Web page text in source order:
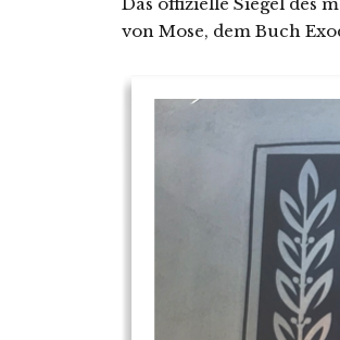
Das offizielle Siegel des
von Mose, dem Buch